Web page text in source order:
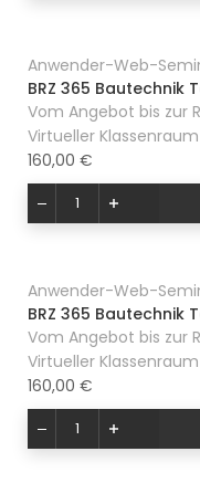
Anwender-Web-
BRZ 365 Bautechnik
Vom Angebot bis zur
Virtueller Klassenraum
160,00 €
Anwender-Web-
BRZ 365 Bautechnik
Vom Angebot bis zur
Virtueller
160,00 €